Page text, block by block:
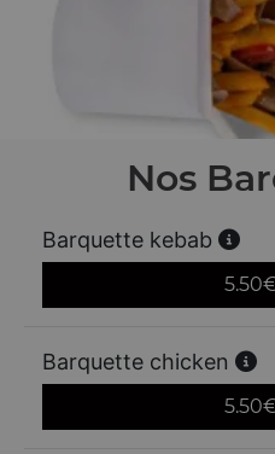
Nos
Barquette kebab
5.50
Barquette chicken
5.50